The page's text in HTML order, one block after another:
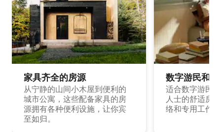
家具齐全的房源
从宁静的山间小木屋到便利的
城市公寓，这些配备家具的房
源拥有各种便利设施，让你宾
至如归。
数字游民和
适合数字游民
人士的舒适房
络和专用工作